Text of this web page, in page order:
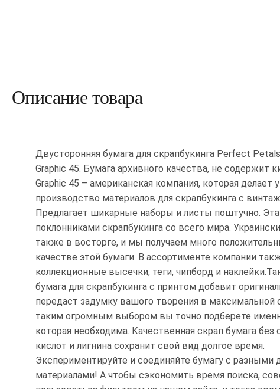
Описание товара
Двусторонняя бумага для скрапбукинга Perfect
Graphic 45. Бумага архивного качества, не содержит
Graphic 45 – американская компания, которая делает
производство материалов для скрапбукинга с
Предлагает шикарные наборы и листы поштучно.
поклонниками скрапбукинга со всего мира.
также в восторге, и мы получаем много
качестве этой бумаги. В ассортименте компании
коллекционные высечки, теги, чипборд и
бумага для скрапбукинга с принтом добавит
передаст задумку вашого творения в максимальной
таким огромным выбором вы точно подберете
которая необходима. Качественная скрап бумага без
кислот и лигнина сохранит свой вид долгое время.
Экспериментируйте и соединяйте бумагу с разными
материалами! А чтобы сэкономить время поиска,